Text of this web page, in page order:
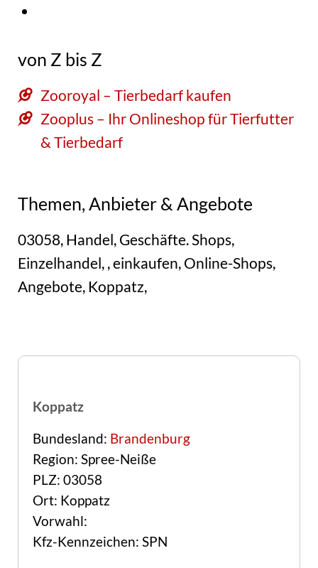
von Z bis Z
Zooroyal – Tierbedarf kaufen
Zooplus – Ihr Onlineshop für Tierfutter
& Tierbedarf
Themen, Anbieter & Angebote
03058, Handel, Geschäfte. Shops,
Einzelhandel, , einkaufen, Online-Shops,
Angebote, Koppatz,
Koppatz
Bundesland: Brandenburg
Region: Spree-Neiße
PLZ: 03058
Ort: Koppatz
Vorwahl:
Kfz-Kennzeichen: SPN